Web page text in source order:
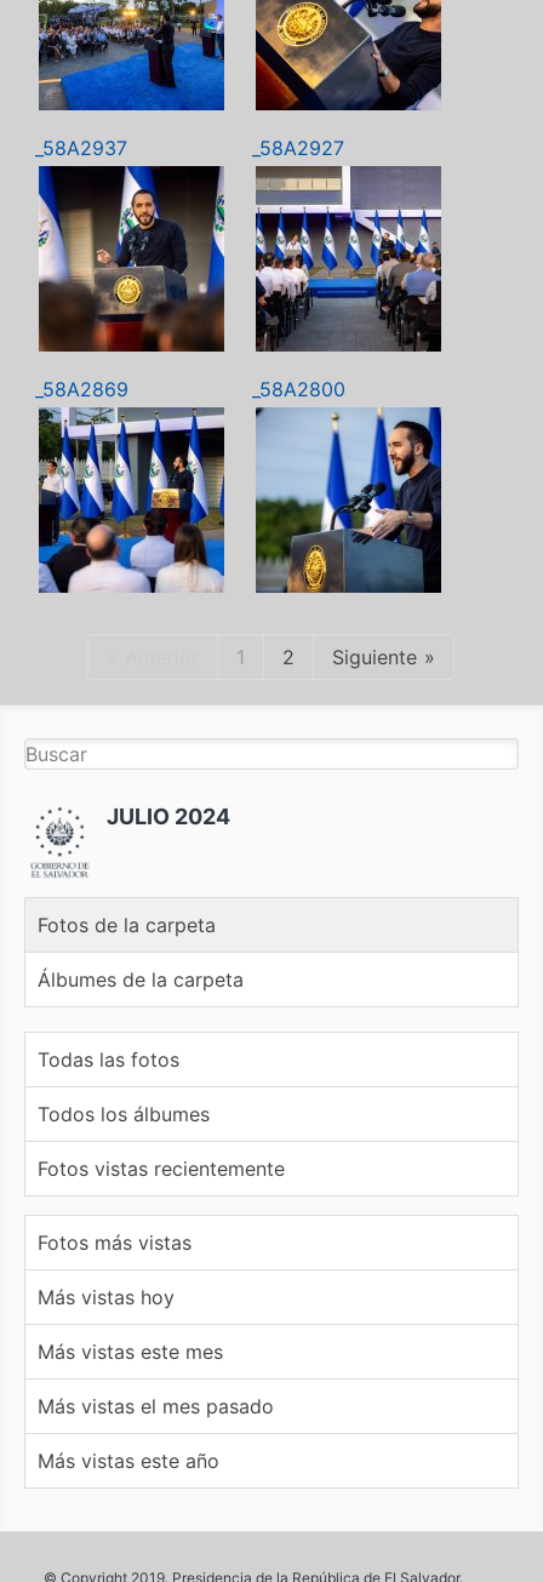
_58A2937 _58A2927
_58A2869 _58A2800
1 2 Siguiente
JULIO 2024
Fotos de la carpeta
Álbumes de la carpeta
Todas las fotos
Todos los álbumes
Fotos vistas recientemente
Fotos más vistas
Más vistas hoy
Más vistas este mes
Más vistas el mes pasado
Más vistas este año
© Copyright 2019. Presidencia de la República de El Salvador.